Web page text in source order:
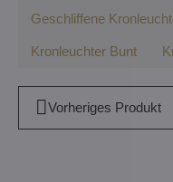
Geschliffene
Kronleuchter Bunt
Vorheriges Produkt